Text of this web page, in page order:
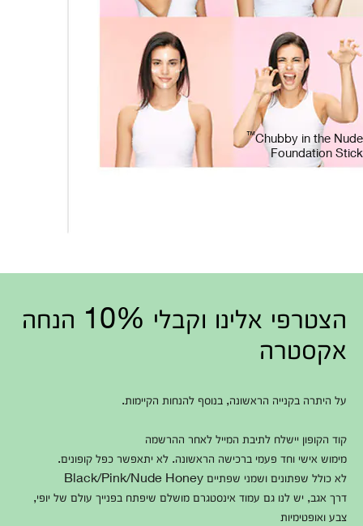
Chubby in the Nude
™
Foundation Stick
הצטרפי אלינו וקבלי 10% הנחה
אקסטרה
על היתרה בקנייה הראשונה, בנוסף להנחות הקיימות.
קוד הקופון יישלח לתיבת המייל לאחר ההרשמה
מימוש אישי וחד פעמי ברכישה הראשונה. לא יתאפשר כפל קופונים.
לא כולל שפתונים ושמני שפתיים Black/Pink/Nude Honey
דרך אגב, יש לנו גם עמוד אינסטגרם מושלם שיפתח בפנייך עולם של יופי,
צבע ואופטימיות